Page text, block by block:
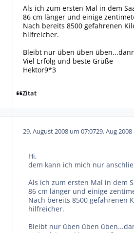
Als ich zum ersten Mal in dem
86 cm länger und einige
Nach bereits 8500 gefahrenen
hilfreicher.
Bleibt nur üben üben
Viel Erfolg und beste Grüße
Hektor9*3
Zitat
29. August 2008 um 07:0729. Aug 2008
Hi,
dem kann ich mich nur
Als ich zum ersten Mal in dem
86 cm länger und einige
Nach bereits 8500 gefahrenen
hilfreicher.
Bleibt nur üben üben